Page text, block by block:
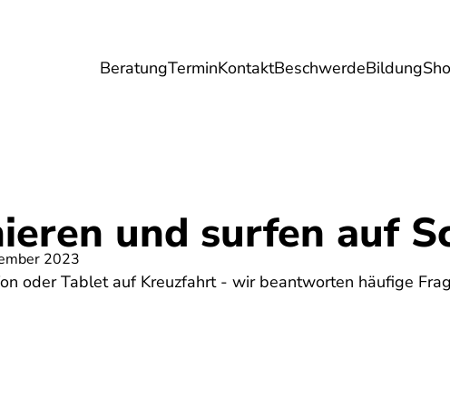
BeratungTerminKontaktBeschwerdeBildung
Umwelt Gesundheit Energie
und surfen auf
2023
oder Tablet auf Kreuzfahrt - wir beantworten häufige